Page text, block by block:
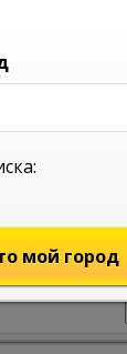
мой город